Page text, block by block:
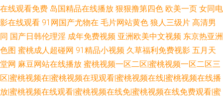
在线观看免费 岛国精品在线播放 狠狠撸第四色 欧美一页 女同电
影在线观看 91网国产尤物在 毛片网站黄色 狼人三级片 高清男
同 国产日韩伦理淫 成年免费视频 亚洲欧美中文视频 东京热亚洲
色图 蜜桃成人超碰网 91精品小视频 久草福利免费视影 五月天
堂网 麻豆网站在线播放 蜜桃视频一区二区|蜜桃视频一区二区三
区|蜜桃视频在|蜜桃视频在现观看|蜜桃视频在线|蜜桃视频在线播
放|蜜桃视频在线观看|蜜桃视频在线免|蜜桃视频在线免费观看|蜜